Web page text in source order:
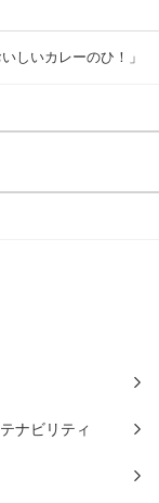
しいカレーのひ！」
ナビリティ